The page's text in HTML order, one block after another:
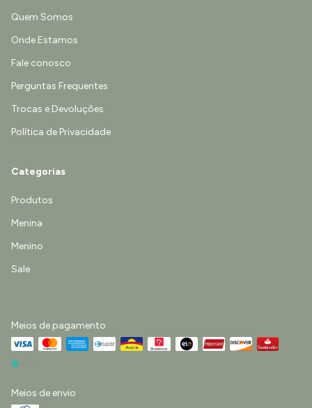
Quem Somos
Onde Estamos
Fale conosco
Perguntas Frequentes
Trocas e Devoluções
Política de Privacidade
Categorias
Produtos
Menina
Menino
Sale
Meios de pagamento
Meios de envio